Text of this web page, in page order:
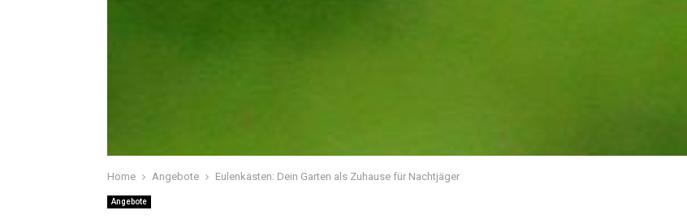
Home Angebote Eulenkästen: Dein Garten als Zuhause für Nachtjäger
Angebote